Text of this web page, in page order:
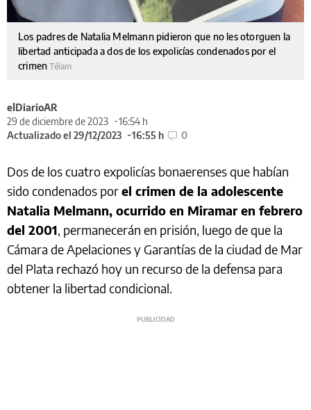
Los padres de Natalia Melmann pidieron que no les otorguen la
libertad anticipada a dos de los expolicías condenados por el
crimenTélam
elDiarioAR
29 de diciembre de 2023
16:54 h
Actualizado el 29/12/2023
16:55 h 0
Dos de los cuatro expolicías bonaerenses que habían
sido condenados porel crimen de la adolescente
Natalia Melmann, ocurrido en Miramar en febrero
del 2001, permanecerán en prisión, luego de que la
Cámara de Apelaciones y Garantías de la ciudad de Mar
del Plata rechazó hoy un recurso de la defensa para
obtener la libertad condicional.